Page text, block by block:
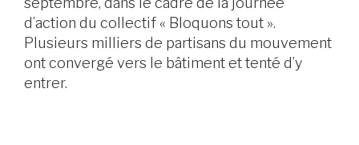
d’action du collectif « Bloquons tout ».
Plusieurs milliers de partisans du mouvement
ont convergé vers le bâtiment et tenté d’y
entrer.